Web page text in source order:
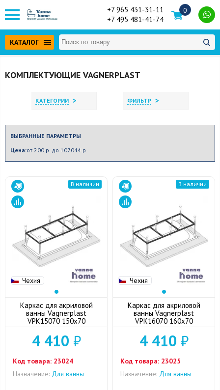
+7 965 431-31-11
+7 495 481-41-74
0
КАТАЛОГ
КОМПЛЕКТУЮЩИЕ VAGNERPLAST
КАТЕГОРИИ > ФИЛЬТР >
ВЫБРАННЫЕ ПАРАМЕТРЫ
Цена:от 200 р. до 107044 р.
Чехия
В наличии
Каркас для акриловой
ванны Vagnerplast
VPK15070 150x70
4 410 ₽
Код товара: 23024
Назначение: Для ванны
Чехия
В наличии
Каркас для акриловой
ванны Vagnerplast
VPK16070 160x70
4 410 ₽
Код товара: 23025
Назначение: Для ванны